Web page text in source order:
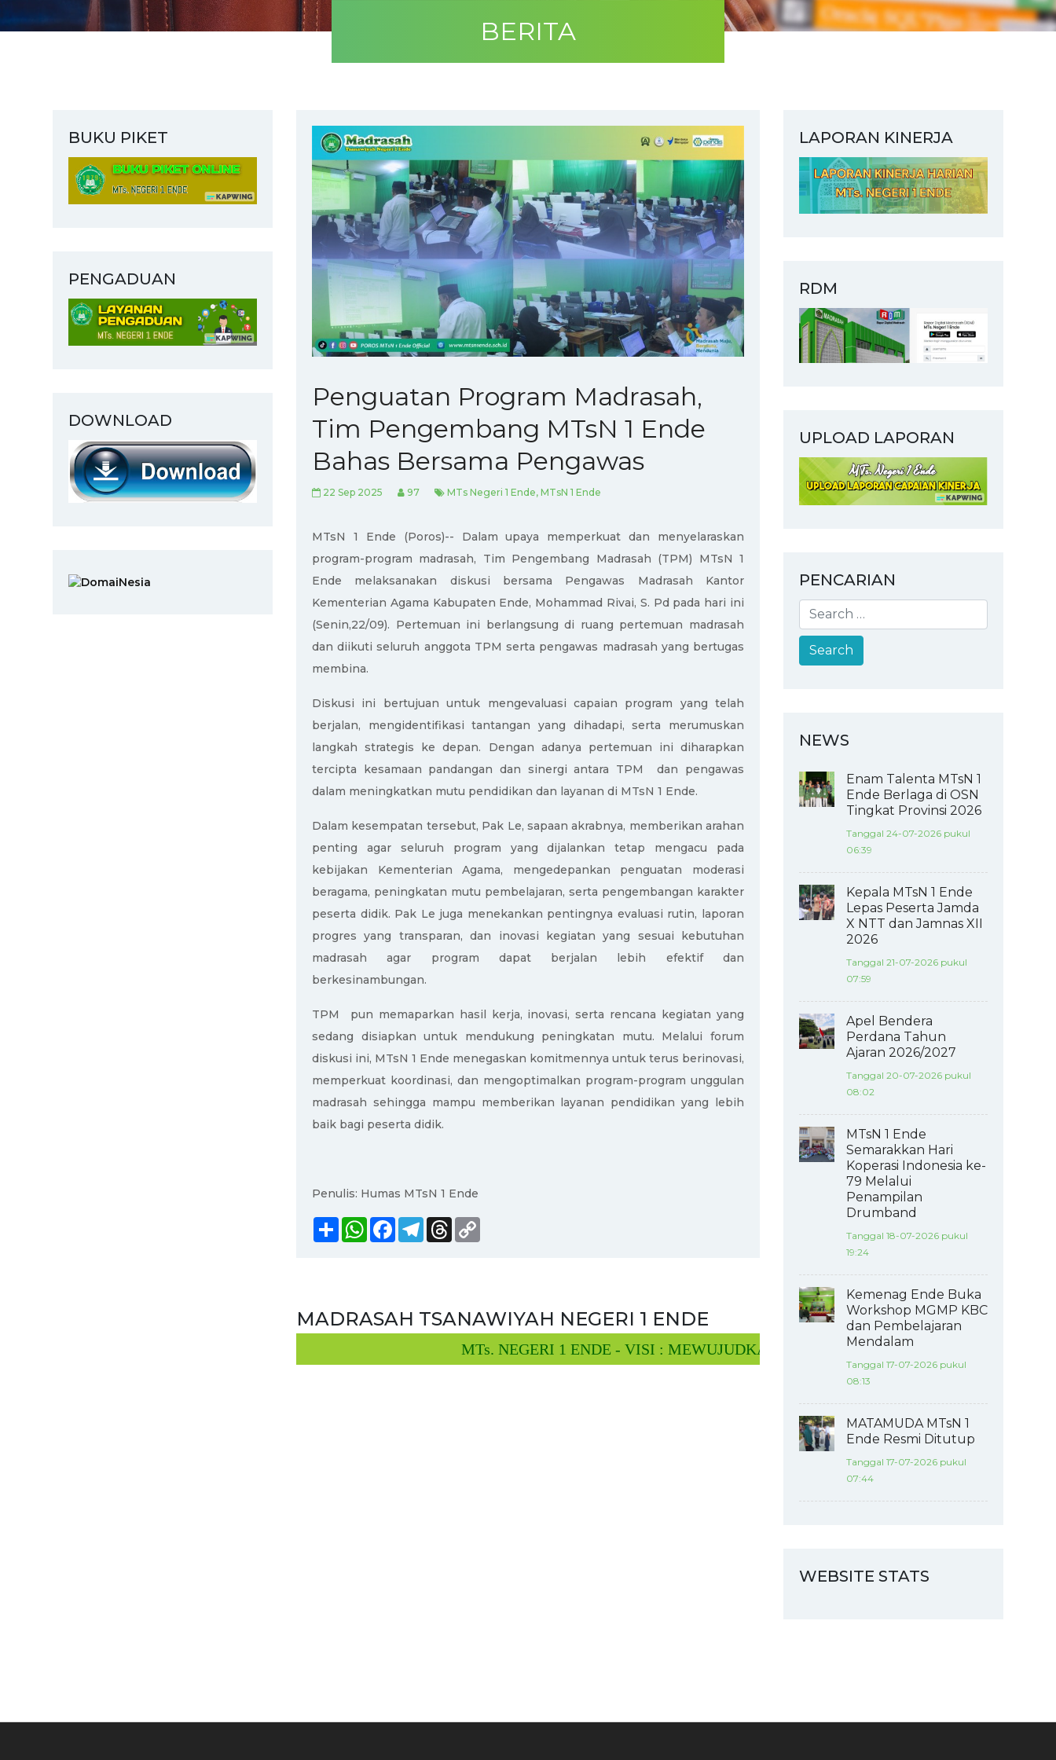
BERITA
BUKU PIKET
PENGADUAN
DOWNLOAD
Penguatan Program Madrasah,
Tim Pengembang MTsN 1 Ende
Bahas Bersama Pengawas
22 Sep 2025 97 MTs Negeri 1 Ende, MTsN 1 Ende
MTsN 1 Ende (Poros)-- Dalam upaya memperkuat dan menyelaraskan
program-program madrasah, Tim Pengembang Madrasah (TPM) MTsN 1
Ende melaksanakan diskusi bersama Pengawas Madrasah Kantor
Kementerian Agama Kabupaten Ende, Mohammad Rivai, S. Pd pada hari ini
(Senin,22/09). Pertemuan ini berlangsung di ruang pertemuan madrasah
dan diikuti seluruh anggota TPM serta pengawas madrasah yang bertugas
membina.
Diskusi ini bertujuan untuk mengevaluasi capaian program yang telah
berjalan, mengidentifikasi tantangan yang dihadapi, serta merumuskan
langkah strategis ke depan. Dengan adanya pertemuan ini diharapkan
tercipta kesamaan pandangan dan sinergi antara TPM
dan pengawas
dalam meningkatkan mutu pendidikan dan layanan di MTsN 1 Ende.
Dalam kesempatan tersebut, Pak Le, sapaan akrabnya, memberikan arahan
penting agar seluruh program yang dijalankan tetap mengacu pada
kebijakan Kementerian Agama, mengedepankan penguatan moderasi
beragama, peningkatan mutu pembelajaran, serta pengembangan karakter
peserta didik. Pak Le juga menekankan pentingnya evaluasi rutin, laporan
progres yang transparan, dan inovasi kegiatan yang sesuai kebutuhan
madrasah agar program dapat berjalan lebih efektif dan
berkesinambungan.
TPM
pun memaparkan hasil kerja, inovasi, serta rencana kegiatan yang
sedang disiapkan untuk mendukung peningkatan mutu. Melalui forum
diskusi ini, MTsN 1 Ende menegaskan komitmennya untuk terus berinovasi,
memperkuat koordinasi, dan mengoptimalkan program-program unggulan
madrasah sehingga mampu memberikan layanan pendidikan yang lebih
baik bagi peserta didik.
Penulis: Humas MTsN 1 Ende
ShareWhatsApp
FacebookTelegram
Threads
MADRASAH TSANAWIYAH NEGERI 1 ENDE
MTs. NEGERI 1 ENDE - VISI : MEWUJUDKAN MTs NEGERI 1 ENDE YANG UNGGUL
LAPORAN KINERJA
RDM
UPLOAD LAPORAN
PENCARIAN
NEWS
Enam Talenta MTsN 1
Ende Berlaga di OSN
Tingkat Provinsi 2026
Tanggal 24-07-2026 pukul
06:39
Kepala MTsN 1 Ende
Lepas Peserta Jamda
X NTT dan Jamnas XII
2026
Tanggal 21-07-2026 pukul
07:59
Apel Bendera
Perdana Tahun
Ajaran 2026/2027
Tanggal 20-07-2026 pukul
08:02
MTsN 1 Ende
Semarakkan Hari
Koperasi Indonesia ke-
79 Melalui
Penampilan
Drumband
Tanggal 18-07-2026 pukul
19:24
Kemenag Ende Buka
Workshop MGMP KBC
dan Pembelajaran
Mendalam
Tanggal 17-07-2026 pukul
08:13
MATAMUDA MTsN 1
Ende Resmi Ditutup
Tanggal 17-07-2026 pukul
07:44
WEBSITE STATS